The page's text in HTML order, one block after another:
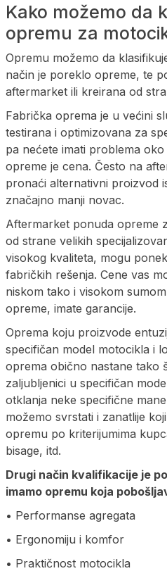
Kako možemo da
opremu za
Opremu možemo da
način je poreklo opreme, te
aftermarket ili kreirana od
Fabrička oprema je u većini
testirana i optimizovana za
pa nećete imati problema
opreme je cena. Često na
pronaći alternativni proizvod
značajno manji novac.
Aftermarket ponuda opreme
od strane velikih
visokog kvaliteta, mogu
fabričkih rešenja. Cene vas
niskom tako i visokom
opreme, imate garancije.
Oprema koju proizvode
specifičan model motocikla i
oprema obično nastane tako
zaljubljenici u specifičan
otklanja neke specifične
možemo svrstati i zanatlije
opremu po kriterijumima
bisage, itd.
Drugi način kvalifikacije je
imamo opremu koja
• Performanse agregata
• Ergonomiju i komfor
• Praktičnost motocikla